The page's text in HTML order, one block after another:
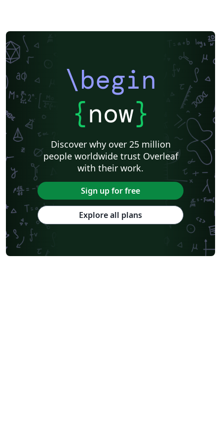
\begin
{now}
Discover why over 25 million
people worldwide trust Overleaf
with their work.
Sign up for free
Explore all plans